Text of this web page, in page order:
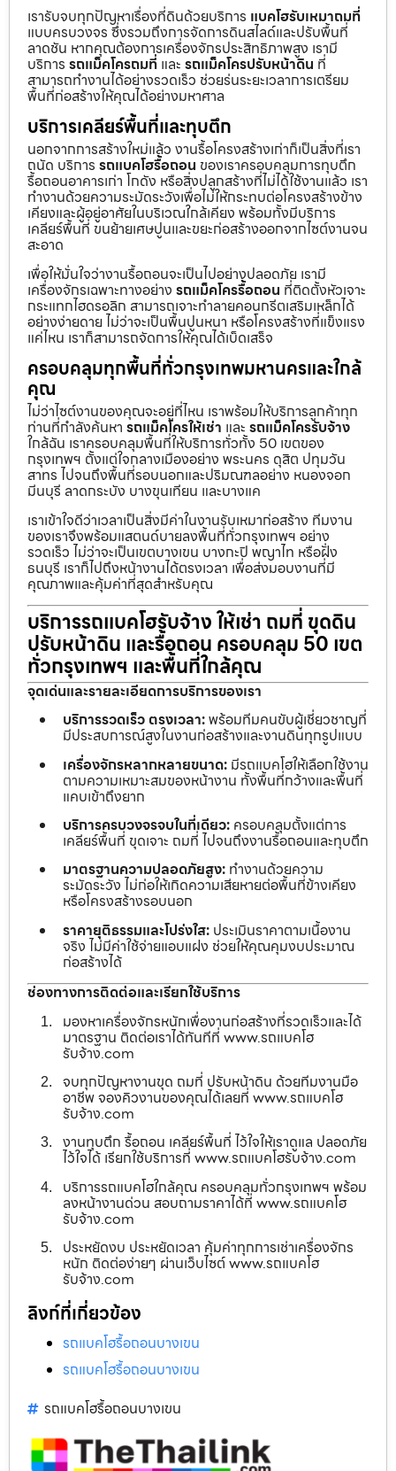
เรารับจบทุกปัญหาเรื่องที่ดินด้วยบริการ แบคโฮรับเหมาถมที่
แบบครบวงจร ซึ่งรวมถึงการจัดการดินสไลด์และปรับพื้นที่
ลาดชัน หากคุณต้องการเครื่องจักรประสิทธิภาพสูง เรามี
บริการ รถแม็คโครถมที่ และ รถแม็คโครปรับหน้าดิน ที่
สามารถทำงานได้อย่างรวดเร็ว ช่วยร่นระยะเวลาการเตรียม
พื้นที่ก่อสร้างให้คุณได้อย่างมหาศาล
บริการเคลียร์พื้นที่และทุบตึก
นอกจากการสร้างใหม่แล้ว งานรื้อโครงสร้างเก่าก็เป็นสิ่งที่เรา
ถนัด บริการ รถแบคโฮรื้อถอน ของเราครอบคลุมการทุบตึก
รื้อถอนอาคารเก่า โกดัง หรือสิ่งปลูกสร้างที่ไม่ได้ใช้งานแล้ว เรา
ทำงานด้วยความระมัดระวังเพื่อไม่ให้กระทบต่อโครงสร้างข้าง
เคียงและผู้อยู่อาศัยในบริเวณใกล้เคียง พร้อมทั้งมีบริการ
เคลียร์พื้นที่ ขนย้ายเศษปูนและขยะก่อสร้างออกจากไซต์งานจน
สะอาด
เพื่อให้มั่นใจว่างานรื้อถอนจะเป็นไปอย่างปลอดภัย เรามี
เครื่องจักรเฉพาะทางอย่าง รถแม็คโครรื้อถอน ที่ติดตั้งหัวเจาะ
กระแทกไฮดรอลิก สามารถเจาะทำลายคอนกรีตเสริมเหล็กได้
อย่างง่ายดาย ไม่ว่าจะเป็นพื้นปูนหนา หรือโครงสร้างที่แข็งแรง
แค่ไหน เราก็สามารถจัดการให้คุณได้เบ็ดเสร็จ
ครอบคลุมทุกพื้นที่ทั่วกรุงเทพมหานครและใกล้
คุณ
ไม่ว่าไซต์งานของคุณจะอยู่ที่ไหน เราพร้อมให้บริการลูกค้าทุก
ท่านที่กำลังค้นหา รถแม็คโครให้เช่า และ รถแม็คโครรับจ้าง
ใกล้ฉัน เราครอบคลุมพื้นที่ให้บริการทั่วทั้ง 50 เขตของ
กรุงเทพฯ ตั้งแต่ใจกลางเมืองอย่าง พระนคร ดุสิต ปทุมวัน
สาทร ไปจนถึงพื้นที่รอบนอกและปริมณฑลอย่าง หนองจอก
มีนบุรี ลาดกระบัง บางขุนเทียน และบางแค
เราเข้าใจดีว่าเวลาเป็นสิ่งมีค่าในงานรับเหมาก่อสร้าง ทีมงาน
ของเราจึงพร้อมแสตนด์บายลงพื้นที่ทั่วกรุงเทพฯ อย่าง
รวดเร็ว ไม่ว่าจะเป็นเขตบางเขน บางกะปิ พญาไท หรือฝั่ง
ธนบุรี เราก็ไปถึงหน้างานได้ตรงเวลา เพื่อส่งมอบงานที่มี
คุณภาพและคุ้มค่าที่สุดสำหรับคุณ
บริการรถแบคโฮรับจ้าง ให้เช่า ถมที่ ขุดดิน
ปรับหน้าดิน และรื้อถอน ครอบคลุม 50 เขต
ทั่วกรุงเทพฯ และพื้นที่ใกล้คุณ
จุดเด่นและรายละเอียดการบริการของเรา
บริการรวดเร็ว ตรงเวลา:พร้อมทีมคนขับผู้เชี่ยวชาญที่
มีประสบการณ์สูงในงานก่อสร้างและงานดินทุกรูปแบบ
เครื่องจักรหลากหลายขนาด: มีรถแบคโฮให้เลือกใช้งาน
ตามความเหมาะสมของหน้างาน ทั้งพื้นที่กว้างและพื้นที่
แคบเข้าถึงยาก
บริการครบวงจรจบในที่เดียว: ครอบคลุมตั้งแต่การ
เคลียร์พื้นที่ ขุดเจาะ ถมที่ ไปจนถึงงานรื้อถอนและทุบตึก
มาตรฐานความปลอดภัยสูง: ทำงานด้วยความ
ระมัดระวัง ไม่ก่อให้เกิดความเสียหายต่อพื้นที่ข้างเคียง
หรือโครงสร้างรอบนอก
ราคายุติธรรมและโปร่งใส: ประเมินราคาตามเนื้องาน
จริง ไม่มีค่าใช้จ่ายแอบแฝง ช่วยให้คุณคุมงบประมาณ
ก่อสร้างได้
ช่องทางการติดต่อและเรียกใช้บริการ
มองหาเครื่องจักรหนักเพื่องานก่อสร้างที่รวดเร็วและได้
มาตรฐาน ติดต่อเราได้ทันทีที่ www.รถแบคโฮ
รับจ้าง.com
จบทุกปัญหางานขุด ถมที่ ปรับหน้าดิน ด้วยทีมงานมือ
อาชีพ จองคิวงานของคุณได้เลยที่ www.รถแบคโฮ
รับจ้าง.com
งานทุบตึก รื้อถอน เคลียร์พื้นที่ ไว้ใจให้เราดูแล ปลอดภัย
ไว้ใจได้ เรียกใช้บริการที่ www.รถแบคโฮรับจ้าง.com
บริการรถแบคโฮใกล้คุณ ครอบคลุมทั่วกรุงเทพฯ พร้อม
ลงหน้างานด่วน สอบถามราคาได้ที่ www.รถแบคโฮ
รับจ้าง.com
ประหยัดงบ ประหยัดเวลา คุ้มค่าทุกการเช่าเครื่องจักร
หนัก ติดต่อง่ายๆ ผ่านเว็บไซต์ www.รถแบคโฮ
รับจ้าง.com
ลิงก์ที่เกี่ยวข้อง
รถแบคโฮรื้อถอนบางเขน
รถแบคโฮรื้อถอนบางเขน
รถแบคโฮรื้อถอนบางเขน